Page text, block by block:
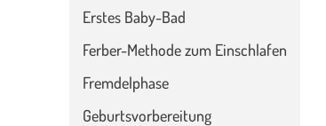
Erstes Baby-Bad
Ferber-Methode zum Einschlafen
Fremdelphase
Geburtsvorbereitung